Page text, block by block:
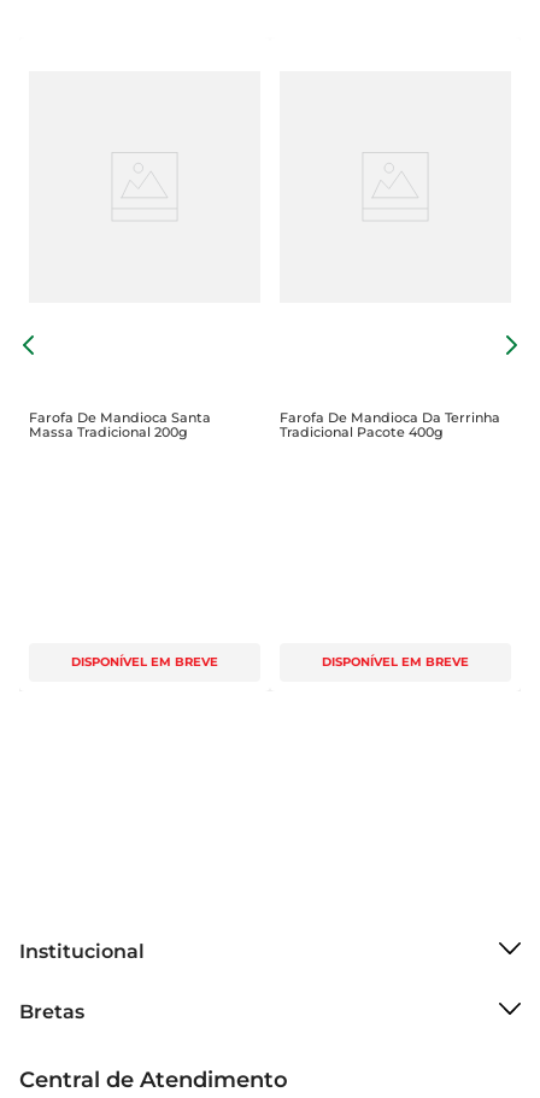
Farofa De Mandioca Santa
Massa Tradicional 200g
DISPONÍVEL EM BREVE
Farofa De Mandioca Da Terrinha
Tradicional Pacote 400g
DISPONÍVEL EM BREVE
Institucional
Grupo Cencosud
Sobre privacidade
Bretas
Produtos Bretas
Central de Atendimento